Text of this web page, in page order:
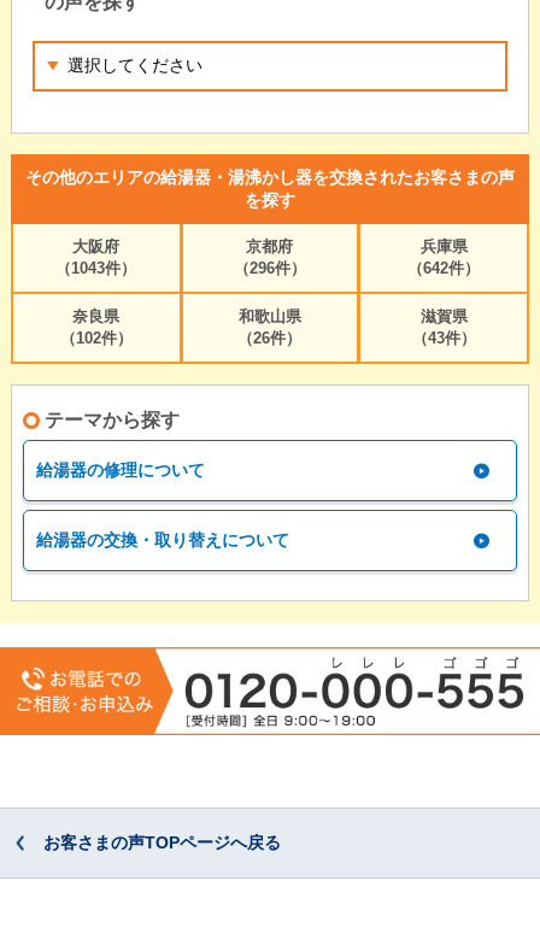
その他のエリアの給湯器・湯沸かし器を交換されたお客さまの声
を探す
大阪府
（1043件）
京都府
（296件）
兵庫県
（642件）
奈良県
（102件）
和歌山県
（26件）
滋賀県
（43件）
テーマから探す
給湯器の修理について
給湯器の交換・取り替えについて
お客さまの声TOPページへ戻る